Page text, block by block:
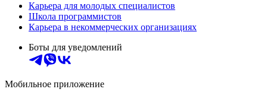
Карьера для молодых специалистов
Школа программистов
Карьера в некоммерческих организациях
Боты для уведомлений
Мобильное приложение